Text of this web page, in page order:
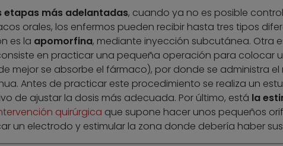
etapas más adelantadas, cuando ya no es posible
orales, los enfermos pueden recibir hasta tres tipos
es la apomorfina, mediante inyección subcutánea. Otra
en practicar una pequeña operación para colocar
mejor se absorbe el fármaco), por donde se administra
Antes de practicar este procedimiento se realiza un
de ajustar la dosis más adecuada. Por último, está la
quirúrgica que supone hacer unos pequeños
un electrodo y estimular la zona donde debería haber